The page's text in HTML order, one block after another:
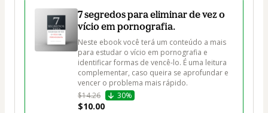
7 segredos para eliminar de vez o
vício em pornografia.
Neste ebook você terá um conteúdo a mais
para estudar o vício em pornografia e
identificar formas de vencê-lo. É uma leitura
complementar, caso queira se aprofundar e
vencer o problema mais rápido.
$14.26
30%
$10.00